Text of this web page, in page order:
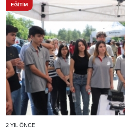
EĞİTİM
2 YIL ÖNCE